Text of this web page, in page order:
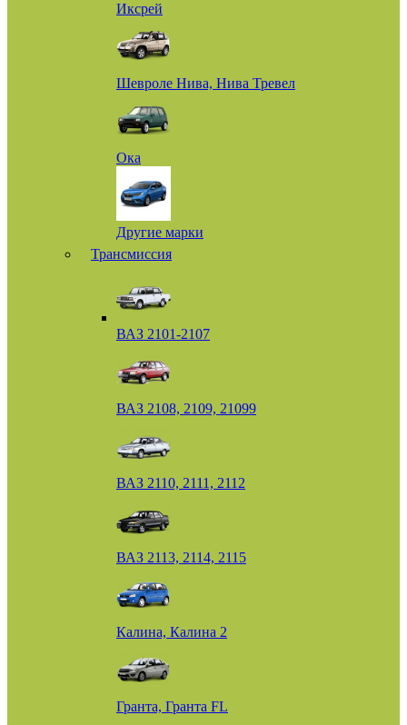
Иксрей
Шевроле Нива, Нива Тревел
Ока
Другие марки
Трансмиссия
ВАЗ 2101-2107
ВАЗ 2108, 2109, 21099
ВАЗ 2110, 2111, 2112
ВАЗ 2113, 2114, 2115
Калина, Калина 2
Гранта, Гранта FL